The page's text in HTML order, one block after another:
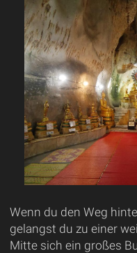
Wenn du den Weg
gelangst du zu einer
Mitte sich ein großes